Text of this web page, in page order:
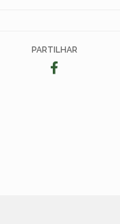
PARTILHAR